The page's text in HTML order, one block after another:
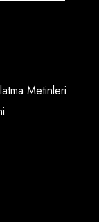
Metinleri